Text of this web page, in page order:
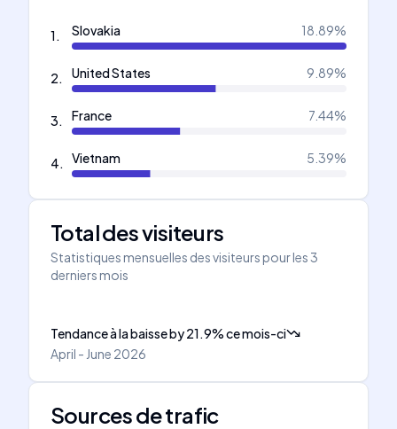
1. Slovakia 18.89%
2. United States 9.89%
3. France 7.44%
4. Vietnam 5.39%
Total des visiteurs
Statistiques mensuelles des visiteurs pour les 3
derniers mois
Tendance à la baisseby21.9%ce mois-ci
April - June 2026
Sources de trafic